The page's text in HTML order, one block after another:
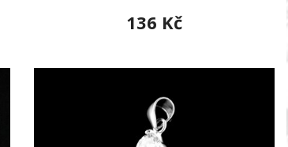
136 Kč